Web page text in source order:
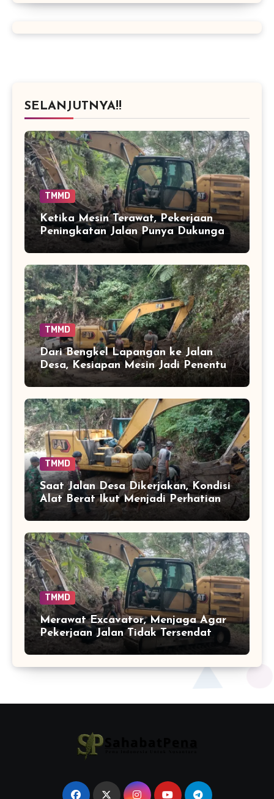
SELANJUTNYA!!
TMMD
Ketika Mesin Terawat, Pekerjaan
Peningkatan Jalan Punya Dukungan
Lebih Baik
TMMD
Dari Bengkel Lapangan ke Jalan
Desa, Kesiapan Mesin Jadi Penentu
TMMD
Saat Jalan Desa Dikerjakan, Kondisi
Alat Berat Ikut Menjadi Perhatian
TMMD
Merawat Excavator, Menjaga Agar
Pekerjaan Jalan Tidak Tersendat